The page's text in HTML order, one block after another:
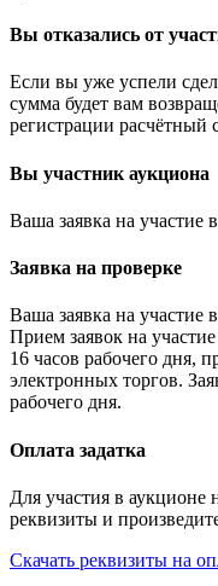
Вы отказались от
Если вы уже успели
сумма будет вам
регистрации расчётный
Вы участник аукциона
Ваша заявка на участие
Заявка на проверке
Ваша заявка на участие
Прием заявок на
16 часов рабочего дня,
электронных торгов.
рабочего дня.
Оплата задатка
Для участия в аукционе
реквизиты и
Скачать реквизиты на